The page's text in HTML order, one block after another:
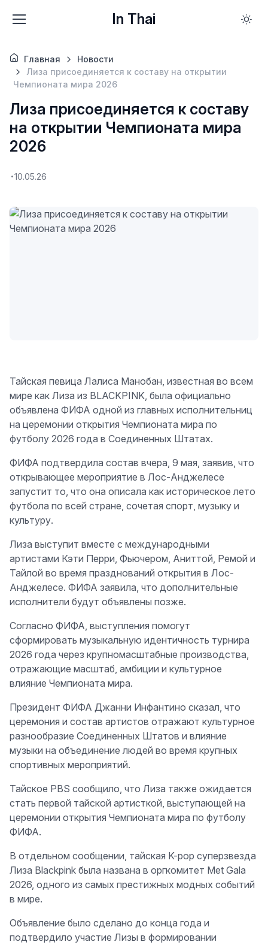
In Thai
Главная
Новости
Лиза присоединяется к составу на открытии
Чемпионата мира 2026
Лиза присоединяется к составу
на открытии Чемпионата мира
2026
10.05.26
Тайская певица Лалиса Манобан, известная во всем
мире как Лиза из BLACKPINK, была официально
объявлена ФИФА одной из главных исполнительниц
на церемонии открытия Чемпионата мира по
футболу 2026 года в Соединенных Штатах.
ФИФА подтвердила состав вчера, 9 мая, заявив, что
открывающее мероприятие в Лос-Анджелесе
запустит то, что она описала как историческое лето
футбола по всей стране, сочетая спорт, музыку и
культуру.
Лиза выступит вместе с международными
артистами Кэти Перри, Фьючером, Аниттой, Ремой и
Тайлой во время празднований открытия в Лос-
Анджелесе. ФИФА заявила, что дополнительные
исполнители будут объявлены позже.
Согласно ФИФА, выступления помогут
сформировать музыкальную идентичность турнира
2026 года через крупномасштабные производства,
отражающие масштаб, амбиции и культурное
влияние Чемпионата мира.
Президент ФИФА Джанни Инфантино сказал, что
церемония и состав артистов отражают культурное
разнообразие Соединенных Штатов и влияние
музыки на объединение людей во время крупных
спортивных мероприятий.
Тайское PBS сообщило, что Лиза также ожидается
стать первой тайской артисткой, выступающей на
церемонии открытия Чемпионата мира по футболу
ФИФА.
В отдельном сообщении, тайская K-pop суперзвезда
Лиза Blackpink была названа в оргкомитет Met Gala
2026, одного из самых престижных модных событий
в мире.
Объявление было сделано до конца года и
подтвердило участие Лизы в формировании